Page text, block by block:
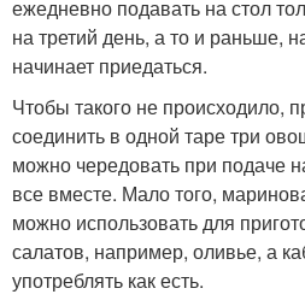
ежедневно подавать на стол
на третий день, а то и раньше,
начинает приедаться.
Чтобы такого не происходило,
соединить в одной таре три
можно чередовать при подаче
все вместе. Мало того,
можно использовать для
салатов, например, оливье, а
употреблять как есть.